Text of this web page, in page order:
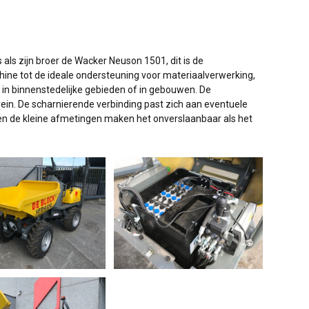
zijn broer de Wacker Neuson 1501, dit is de
tot de ideale ondersteuning voor materiaalverwerking,
binnenstedelijke gebieden of in gebouwen. De
De scharnierende verbinding past zich aan eventuele
de kleine afmetingen maken het onverslaanbaar als het